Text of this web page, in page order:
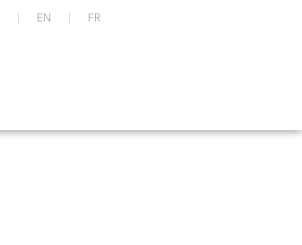
EN FR